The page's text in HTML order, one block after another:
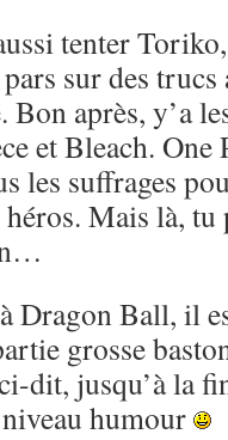
tenter
sur des trucs
Bon après, y’a
et Bleach. One
les suffrages
Mais là,
Dragon Ball, il
grosse
dit, jusqu’à la
humour